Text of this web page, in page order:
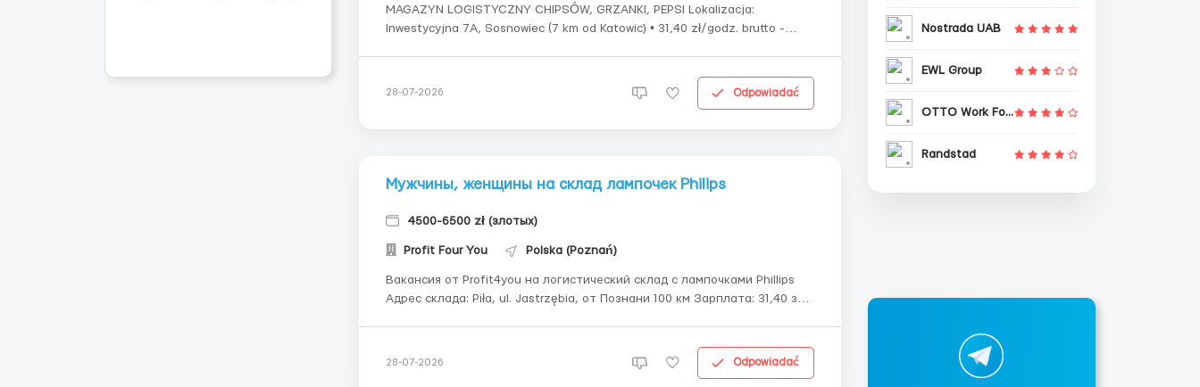
MAGAZYN LOGISTYCZNY CHIPSÓW, GRZANKI, PEPSI Lokalizacja:
Inwestycyjna 7А, Sosnowiec (7 km od Katowic) • 31,40 zł/godz. brutto -
28-07-2026 Odpowiadać
Мужчины, женщины на склад лампочек Philips
4500-6500 zł (злотых)
Profit Four You Polska (Poznań)
Вакансия от Profit4you на логистический склад с лампочками Phillips
Адрес склада: Piła, ul. Jastrzębia, от Познани 100 км Зарплата: 31,40 зл/
28-07-2026 Odpowiadać
Nostrada UAB
EWL Group
OTTO Work Force
Randstad